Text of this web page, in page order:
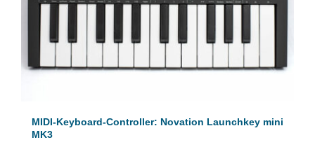
MIDI-Keyboard-Controller: Novation Launchkey mini
MK3